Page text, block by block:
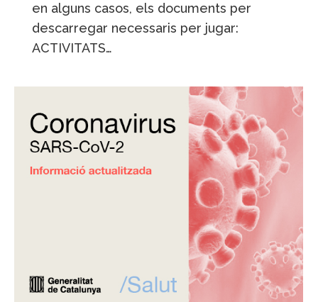
en alguns casos, els documents per
descarregar necessaris per jugar:
ACTIVITATS…